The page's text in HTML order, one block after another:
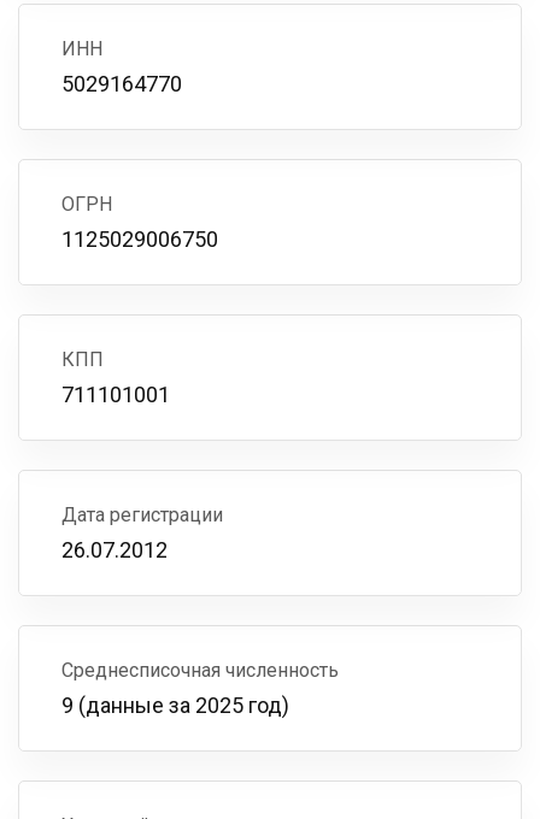
ИНН
5029164770
ОГРН
1125029006750
КПП
711101001
Дата регистрации
26.07.2012
Среднесписочная численность
9 (данные за 2025 год)